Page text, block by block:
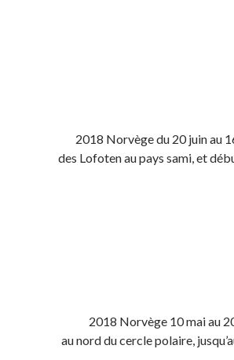
2018 Norvège du 20 juin au
des Lofoten au pays sami, et
2018 Norvège 10 mai au
au nord du cercle polaire,